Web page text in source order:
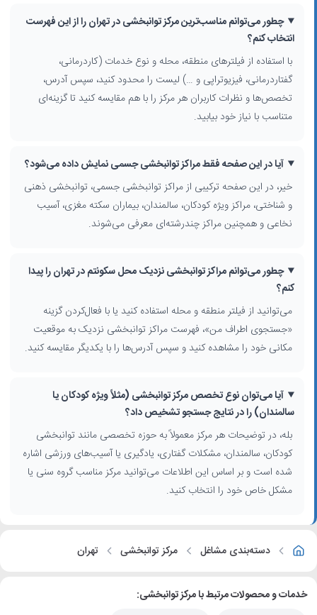
بازتوانی بعد از جراحی را به‌سرعت تشخیص دهید.
استفاده از فیلترها برای یافتن بهترین گزینه
برای دقیق‌تر شدن جستجوی
مرکز توانبخشی در تهرانمی‌توانید از فیلترهای
پیشرفته استفاده کنید:
استان و شهر: انتخاب استان تهران و سپس شهر تهران برای دسترسی به نتایج
محل کار شما (مثلاً توانبخشی در تجریش، صادقیه، تهرانپارس، نارمک و …).
فعالیت شغلی:
انتخاب دسته‌ای مانند کاردرمانی، گفتاردرمانی، فیزیوتراپی، مرکز
بازتوانی اعتیاد یا توانبخشی سالمندان.
جستجوی اطراف من:مشاهده کلینیک‌های توانبخشی نزدیک شما بر اساس
موقعیت مکانی.
پیش از انتخاببهترین مرکز توانبخشی تهرانبه مواردی مانند تخصص‌های
تیم درمان، امکانات و تجهیزات، دسترسی با حمل‌ونقل عمومی، وجود پارکینگ،
و امتیاز و نظرات سایر کاربران توجه کنید. بررسی آدرس دقیق، شماره تلفن
مرکز توانبخشی و حوزه‌های تخصصی (مثلاً کودکان اوتیسم، مشکلات
یادگیری، یا آسیب‌های ورزشی) کمک می‌کند کلینیک بازتوانی تهران را مطابق
مزیت استفاده از این فهرست مراکز توانبخشی
این صفحه جستجو با گردآوری اطلاعات به‌روز، امکان مقایسه چند مرکز،
مشاهده توضیحات تخصصی و دسترسی سریع به آدرس و اطلاعات تماس،
فرآیند انتخاب مرکز توانبخشی در تهران را ساده‌تر می‌کند و به شما کمک
می‌کند در کمترین زمان، مناسب‌ترین مرکز را بیابید.
چطور می‌توانم مناسب‌ترین مرکز توانبخشی در تهران را از این فهرست
انتخاب کنم؟
با استفاده از فیلترهای منطقه، محله و نوع خدمات (کاردرمانی،
گفتاردرمانی، فیزیوتراپی و …) لیست را محدود کنید، سپس آدرس،
تخصص‌ها و نظرات کاربران هر مرکز را با هم مقایسه کنید تا گزینه‌ای
متناسب با نیاز خود بیابید.
آیا در این صفحه فقط مراکز توانبخشی جسمی نمایش داده می‌شود؟
خیر، در این صفحه ترکیبی از مراکز توانبخشی جسمی، توانبخشی ذهنی
و شناختی، مراکز ویژه کودکان، سالمندان، بیماران سکته مغزی، آسیب
نخاعی و همچنین مراکز چندرشته‌ای معرفی می‌شوند.
چطور می‌توانم مراکز توانبخشی نزدیک محل سکونتم در تهران را پیدا
کنم؟
می‌توانید از فیلتر منطقه و محله استفاده کنید یا با فعال‌کردن گزینه
«جستجوی اطراف من»، فهرست مراکز توانبخشی نزدیک به موقعیت
مکانی خود را مشاهده کنید و سپس آدرس‌ها را با یکدیگر مقایسه کنید.
آیا می‌توان نوع تخصص مرکز توانبخشی (مثلاً ویژه کودکان یا
سالمندان) را در نتایج جستجو تشخیص داد؟
بله، در توضیحات هر مرکز معمولاً به حوزه تخصصی مانند توانبخشی
کودکان، سالمندان، مشکلات گفتاری، یادگیری یا آسیب‌های ورزشی اشاره
شده است و بر اساس این اطلاعات می‌توانید مرکز مناسب گروه سنی یا
مشکل خاص خود را انتخاب کنید.
دسته‌بندی مشاغل مرکز توانبخشی تهران
خدمات و محصولات مرتبط با مرکز توانبخشی: